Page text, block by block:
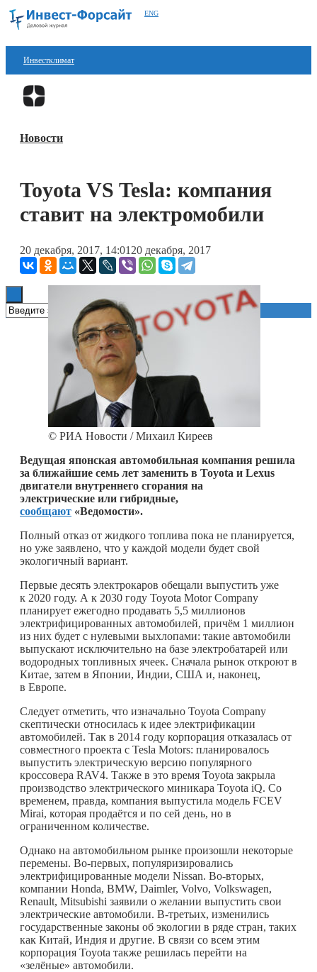
ENG
Инвестклимат
Финансы
Блокчейн
Технологии
Книги
Новости
Toyota VS Tesla: компания
ставит на электромобили
20 декабря, 2017, 14:01 20 декабря, 2017
© РИА Новости / Михаил Киреев
Ведущая японская автомобильная компания решила
за ближайшие семь лет заменить в Toyota и Lexus
двигатели внутреннего сгорания на
электрические или гибридные,
сообщают «Ведомости».
Полный отказ от жидкого топлива пока не планируется,
но уже заявлено, что у каждой модели будет свой
экологичный вариант.
Первые десять электрокаров обещали выпустить уже
к 2020 году. А к 2030 году Toyota Motor Company
планирует ежегодно продавать 5,5 миллионов
электрифицированных автомобилей, причём 1 миллион
из них будет с нулевыми выхлопами: такие автомобили
выпускают исключительно на базе электробатарей или
водородных топливных ячеек. Сначала рынок откроют в
Китае, затем в Японии, Индии, США и, наконец,
в Европе.
Следует отметить, что изначально Toyota Company
скептически относилась к идее электрификации
автомобилей. Так в 2014 году корпорация отказалась от
совместного проекта с Tesla Motors: планировалось
выпустить электрическую версию популярного
кроссовера RAV4. Также в это время Toyota закрыла
производство электрического миникара Toyota iQ. Со
временем, правда, компания выпустила модель FCEV
Mirai, которая продаётся и по сей день, но в
ограниченном количестве.
Однако на автомобильном рынке произошли некоторые
перемены. Во-первых, популяризировались
электрифицированные модели Nissan. Во-вторых,
компании Honda, BMW, Daimler, Volvo, Volkswagen,
Renault, Mitsubishi заявили о желании выпустить свои
электрические автомобили. В-третьих, изменились
государственные законы об экологии в ряде стран, таких
как Китай, Индия и другие. В связи со всем этим
корпорация Toyota также решилась перейти на
«зелёные» автомобили.